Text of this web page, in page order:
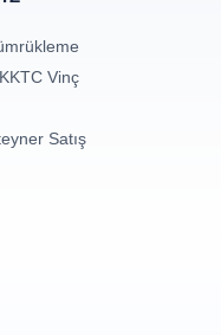
Vinç
Satış